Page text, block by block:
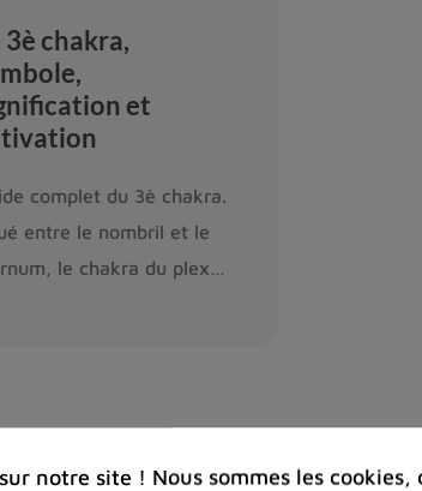
3è chakra,
et
complet du 3è chakra.
entre le nombril et le
le chakra du plexus
notre site ! Nous sommes les cookies,